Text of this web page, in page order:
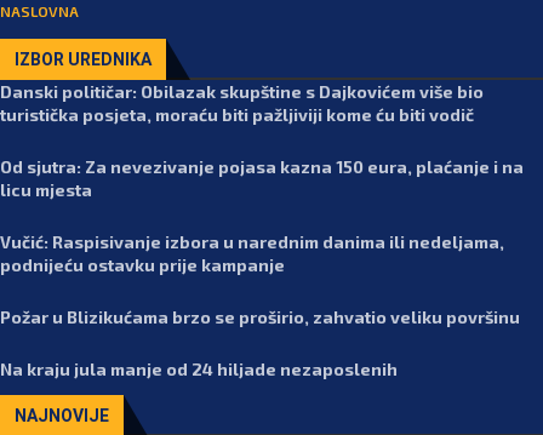
NASLOVNA
IZBOR UREDNIKA
Danski političar: Obilazak skupštine s Dajkovićem više bio
turistička posjeta, moraću biti pažljiviji kome ću biti vodič
Od sjutra: Za nevezivanje pojasa kazna 150 eura, plaćanje i na
licu mjesta
Vučić: Raspisivanje izbora u narednim danima ili nedeljama,
podnijeću ostavku prije kampanje
Požar u Blizikućama brzo se proširio, zahvatio veliku površinu
Na kraju jula manje od 24 hiljade nezaposlenih
NAJNOVIJE